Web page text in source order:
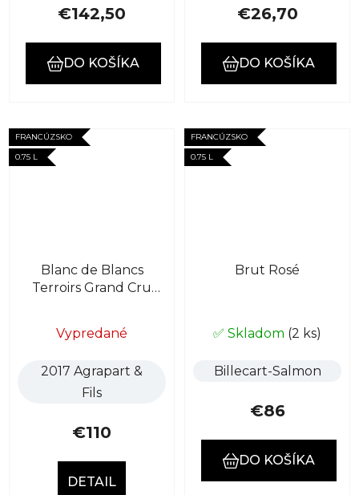
€142,50
DO KOŠÍKA
€26,70
DO KOŠÍKA
FRANCÚZSKO
0.75 L
Blanc de Blancs
Terroirs Grand Cru
Vypredané
2017 Agrapart &
Fils
€110
DETAIL
FRANCÚZSKO
0.75 L
Brut Rosé
✅ Skladom (2 ks)
Billecart-Salmon
€86
DO KOŠÍKA